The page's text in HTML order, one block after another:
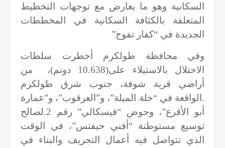
السكانية وهو ما يعارض مع توجهات التخطيط
المتعلقة بالكثافة السكانية في المخططات
الجديدة في “كفار تفوح”
وفي محافظة طولكرم أخطرت سلطات
الاحتلال بالاستيلاء على(10.638 دونم)،
من
أراضي قرية شوفة، جنوب شرق طولكرم
.الواقعة في “خلة الميلة”، و”العرقوب”، و”عمارة
أبو الأقرع”، وحوض “فيسكالي” رقم 2.لصالح
توسيع مستوطنة “أفني حيفتس”، في الوقت
الذي تتواصل فيه أعمال التجريف والبناء في